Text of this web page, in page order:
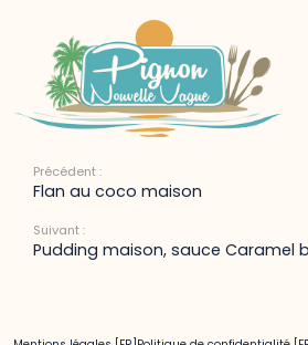
Ananas rôti cannelle-
6 avril 2022
Précédent :
Flan au coco maison
Suivant :
Pudding maison, sauce Caramel